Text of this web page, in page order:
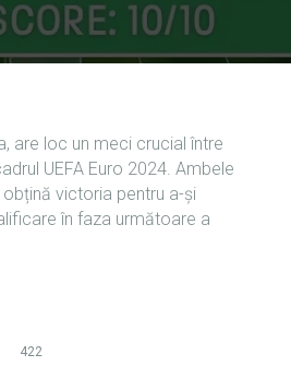
are loc un meci crucial între
UEFA Euro 2024. Ambele
victoria pentru a-și
în faza următoare a
422